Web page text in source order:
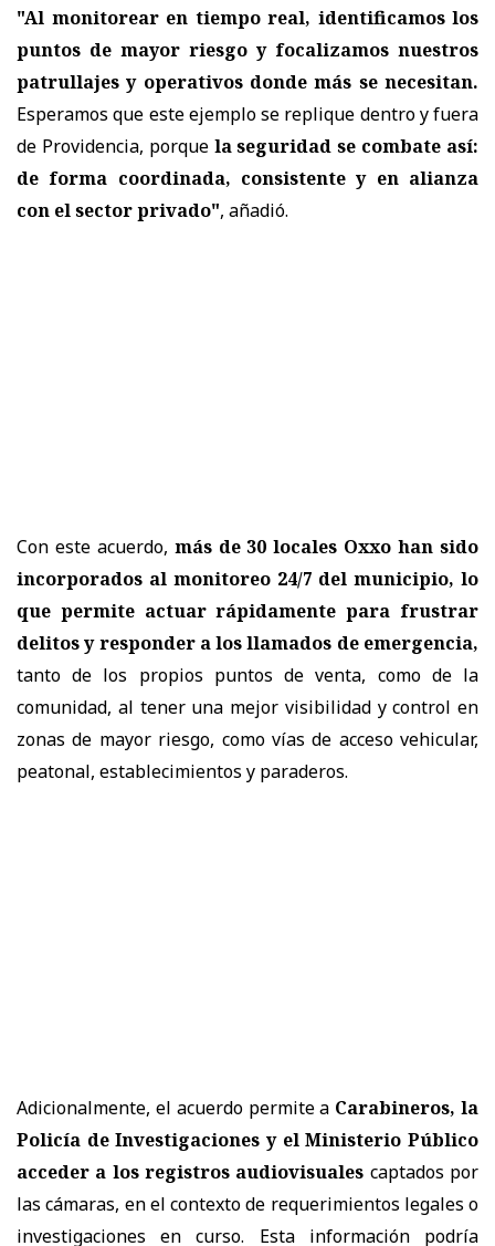
"Al monitorear en tiempo real, identificamos los
puntos de mayor riesgo y focalizamos nuestros
patrullajes y operativos donde más se necesitan.
Esperamos que este ejemplo se replique dentro y fuera
de Providencia, porque la seguridad se combate así:
de forma coordinada, consistente y en alianza
con el sector privado", añadió.
Con este acuerdo, más de 30 locales Oxxo han sido
incorporados al monitoreo 24/7 del municipio, lo
que permite actuar rápidamente para frustrar
delitos y responder a los llamados de emergencia,
tanto de los propios puntos de venta, como de la
comunidad, al tener una mejor visibilidad y control en
zonas de mayor riesgo, como vías de acceso vehicular,
peatonal, establecimientos y paraderos.
Adicionalmente, el acuerdo permite a Carabineros, la
Policía de Investigaciones y el Ministerio Público
acceder a los registros audiovisuales captados por
las cámaras, en el contexto de requerimientos legales o
investigaciones en curso. Esta información podría